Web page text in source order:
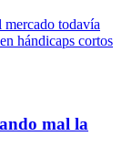
mercado todavía
hándicaps cortos
mal la